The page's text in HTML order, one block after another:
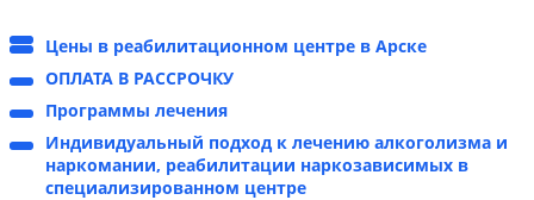
Цены в реабилитационном центре в Арске
ОПЛАТА В РАССРОЧКУ
Программы лечения
Индивидуальный подход к лечению алкоголизма и
наркомании, реабилитации наркозависимых в
специализированном центре